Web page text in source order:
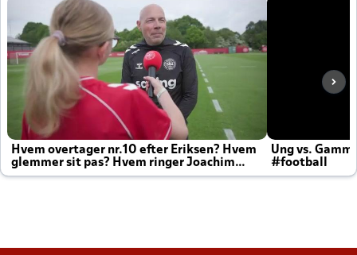
Hvem overtager nr.10 efter Eriksen? Hvem
glemmer sit pas? Hvem ringer Joachim
altid til efter kampe?
Ung vs.
#football